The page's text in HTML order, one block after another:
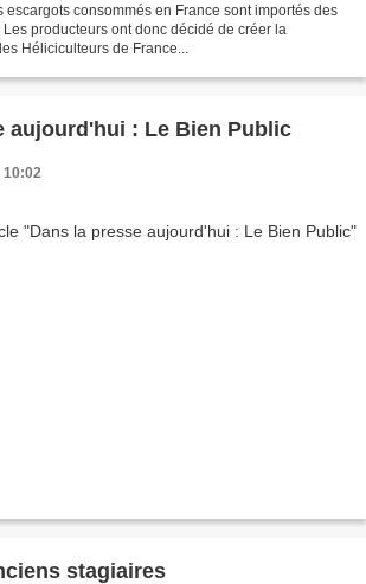
escargots consommés en France sont importés des
producteurs ont donc décidé de créer la
Héliciculteurs de France...
aujourd'hui : Le Bien Public
10:02
stagiaires